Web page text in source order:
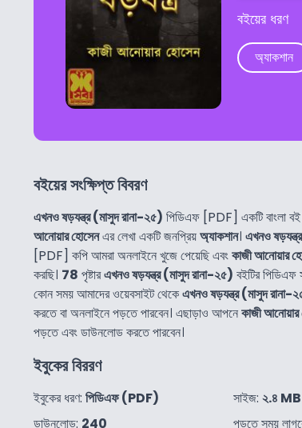
বইয়ের ধরণ
অ্যাকশান
বইয়ের সংক্ষিপ্ত বিবরণ
এখনও ষড়যন্ত্র (মাসুদ রানা-২৫) পিডিএফ [PDF] একটি বাংলা
আনোয়ার হোসেনএর লেখা একটি জনপ্রিয়অ্যাকশান। এখনও
[PDF] কপি আমরা অনলাইনে খুজে পেয়েছি এবংকাজী আনোয়ার
করছি। 78 পৃষ্টারএখনও ষড়যন্ত্র (মাসুদ রানা-২৫) বইটির
কোন সময় আমাদের ওয়েবসাইট থেকেএখনও ষড়যন্ত্র (মাসুদ রানা-
করতে বা অনলাইনে পড়তে পারবেন। এছাড়াও আপনেকাজী
পড়তে এবং ডাউনলোড করতে পারবেন।
ইবুকের বিররণ
ইবুকের ধরণ: পিডিএফ (PDF)
ডাউনলোড: 240
সাইজ: ২.৪ MB
পড়তে সময়